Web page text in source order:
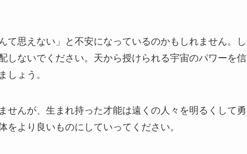
て思えない」と不安になっているのかもしれません。し
しないでください。天から授けられる宇宙のパワーを信
しょう。
せんが、生まれ持った才能は遠くの人々を明るくして勇
より良いものにしていってください。